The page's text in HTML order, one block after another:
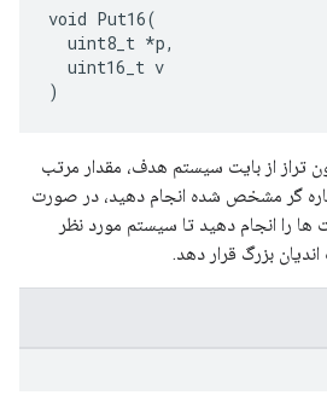
void Put16(
  uint8_t *p,
  uint16_t v
)
تراز از بایت سیستم هدف، مقدار مرتب
اشاره گر مشخص شده انجام دهید، در صورت
را انجام دهید تا سیستم مورد نظر
بزرگ قرار دهد.